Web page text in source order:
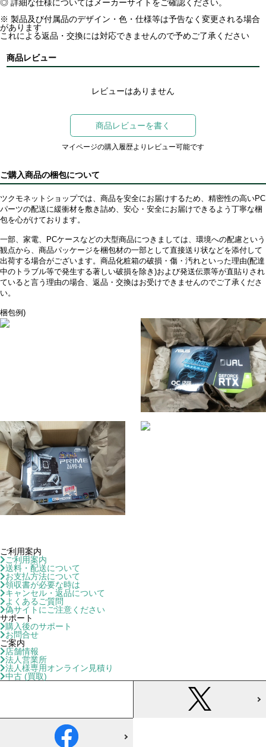
◎ 詳細な仕様についてはメーカーサイトをご確認ください。
※ 製品及び付属品のデザイン・色・仕様等は予告なく変更される場合
があります
これによる返品・交換には対応できませんので予めご了承ください
商品レビュー
レビューはありません
商品レビューを書く
マイページの購入履歴よりレビュー可能です
ご購入商品の梱包について
ツクモネットショップでは、商品を安全にお届けするため、精密性の高いPC
パーツの配送に緩衝材を敷き詰め、安心・安全にお届けできるよう丁寧な梱
包を心がけております。
一部、家電、PCケースなどの大型商品につきましては、環境への配慮という
観点から、商品パッケージを梱包材の一部として直接送り状などを添付して
出荷する場合がございます。商品化粧箱の破損・傷・汚れといった理由(配達
中のトラブル等で発生する著しい破損を除き)および発送伝票等が直貼りされ
ていると言う理由の場合、返品・交換はお受けできませんのでご了承くださ
い。
梱包例)
ご利用案内
ご利用案内
送料・配送について
お支払方法について
領収書が必要な時は
キャンセル・返品について
よくあるご質問
偽サイトにご注意ください
サポート
購入後のサポート
お問合せ
ご案内
店舗情報
法人営業所
法人様専用オンライン見積り
中古 (買取)